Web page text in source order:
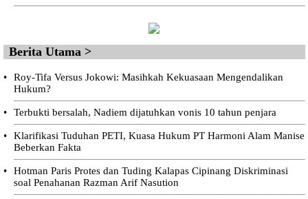
Berita Utama >
•
Roy-Tifa Versus Jokowi: Masihkah Kekuasaan Mengendalikan
Hukum?
• Terbukti bersalah, Nadiem dijatuhkan vonis 10 tahun penjara
•
Klarifikasi Tuduhan PETI, Kuasa Hukum PT Harmoni Alam Manise
Beberkan Fakta
•
Hotman Paris Protes dan Tuding Kalapas Cipinang Diskriminasi
soal Penahanan Razman Arif Nasution